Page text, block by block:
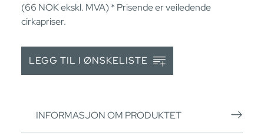
(66 NOKekskl. MVA) * Prisende er veiledende
cirkapriser.
LEGG TIL I ØNSKELISTE
INFORMASJON OM PRODUKTET